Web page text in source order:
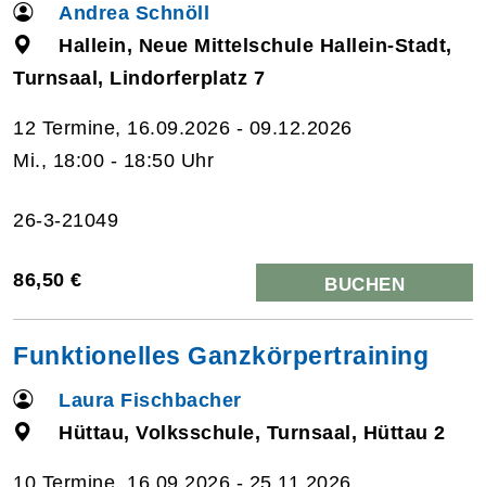
Andrea Schnöll
Hallein, Neue Mittelschule Hallein-Stadt,
Turnsaal, Lindorferplatz 7
12 Termine, 16.09.2026 - 09.12.2026
Mi., 18:00 - 18:50 Uhr
26-3-21049
86,50 € BUCHEN
Funktionelles Ganzkörpertraining
Laura Fischbacher
Hüttau, Volksschule, Turnsaal, Hüttau 2
10 Termine, 16.09.2026 - 25.11.2026